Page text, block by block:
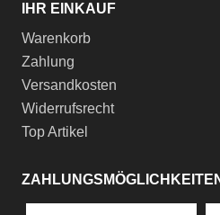
IHR EINKAUF
Warenkorb
Zahlung
Versandkosten
Widerrufsrecht
Top Artikel